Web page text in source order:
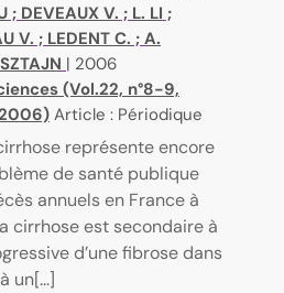
; DEVEAUX V. ; L. LI ;
V. ; LEDENT C. ; A.
| 2006
(Vol.22, n°8-9,
Article : Périodique
représente encore
de santé publique
annuels en France à
cirrhose est secondaire à
d’une fibrose dans
un[...]